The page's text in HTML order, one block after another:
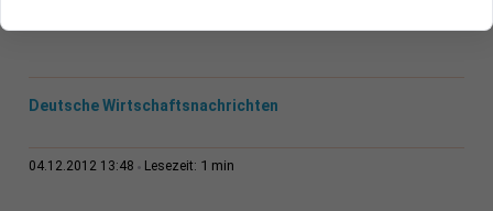
Deutsche Wirtschaftsnachrichten
04.12.2012 13:48 Lesezeit: 1 min